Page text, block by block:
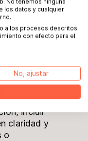
, es fundamental
a lo
capítulo
paraescribir un
paso, conviene
incluir
claridad y
o
No tenemos ninguna
los datos y cualquier
a los procesos descritos
con efecto para el
No, ajustar